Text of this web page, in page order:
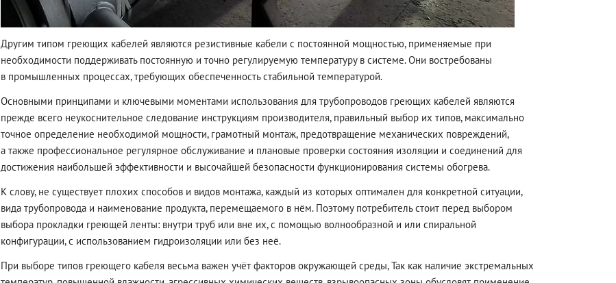
Другим типом греющих кабелей являются резистивные кабели с постоянной мощностью, применяемые при
необходимости поддерживать постоянную и точно регулируемую температуру в системе. Они востребованы
в промышленных процессах, требующих обеспеченность стабильной температурой.
Основными принципами и ключевыми моментами использования для трубопроводов греющих кабелей являются
прежде всего неукоснительное следование инструкциям производителя, правильный выбор их типов, максимально
точное определение необходимой мощности, грамотный монтаж, предотвращение механических повреждений,
а также профессиональное регулярное обслуживание и плановые проверки состояния изоляции и соединений для
достижения наибольшей эффективности и высочайшей безопасности функционирования системы обогрева.
К слову, не существует плохих способов и видов монтажа, каждый из которых оптимален для конкретной ситуации,
вида трубопровода и наименование продукта, перемещаемого в нём. Поэтому потребитель стоит перед выбором
выбора прокладки греющей ленты: внутри труб или вне их, с помощью волнообразной и или спиральной
конфигурации, с использованием гидроизоляции или без неё.
При выборе типов греющего кабеля весьма важен учёт факторов окружающей среды, Так как наличие экстремальных